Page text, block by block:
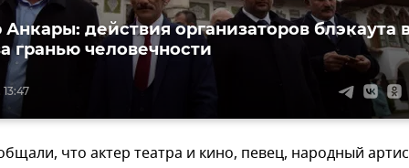
действия организаторов блэкаута
гранью человечности
что актер театра и кино, певец, народный